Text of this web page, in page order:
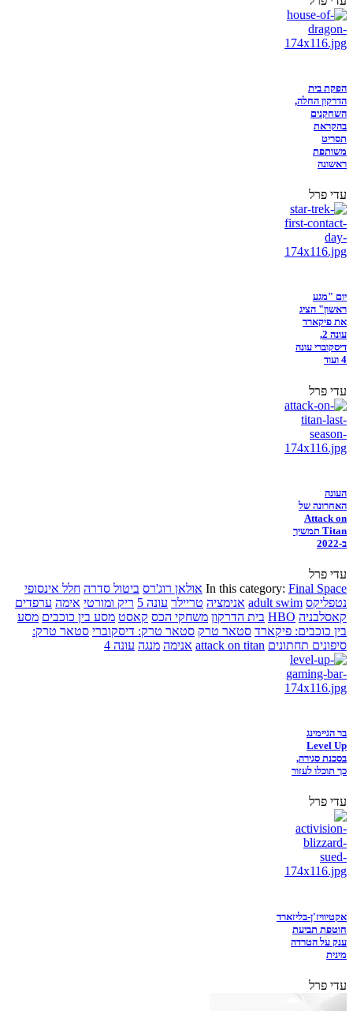
הפקת בית
הדרקון החלה,
השחקנים
בהקראת
תסריט
משותפת
ראשונה
עדי פרל
יום "מגע
ראשון" הציג
את פיקארד
עונה 2,
דיסקוברי עונה
4 ועוד
עדי פרל
העונה
האחרונה של
Attack on
Titan תמשיך
ב-2022
עדי פרל
In this category: Final Space אולאן רוג'רס ביטול סדרה חלל אינסופי
נטפליקס adult swim אנימציה טריילר עונה 5 ריק ומורטי אימה ערפדים
קאסלבניה HBO בית הדרקון משחקי הכס קאסט מסע בין כוכבים מסע
בין כוכבים: פיקארד סטאר טרק סטאר טרק: דיסקוברי סטאר טרק:
סיפונים תחתונים attack on titan אנימה מנגה עונה 4
בר הגיימינג
Level Up
בסכנת סגירה,
כך תוכלו לעזור
עדי פרל
אקטיוויז'ן-בליזארד
חוטפת תביעת
ענק על הטרדה
מינית
עדי פרל